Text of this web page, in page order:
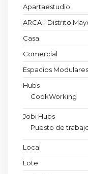
Apartaestudio
ARCA - Distrito
Casa
Comercial
Espacios Modulares
Hubs
CookWorking
Jobi Hubs
Puesto de
Local
Lote